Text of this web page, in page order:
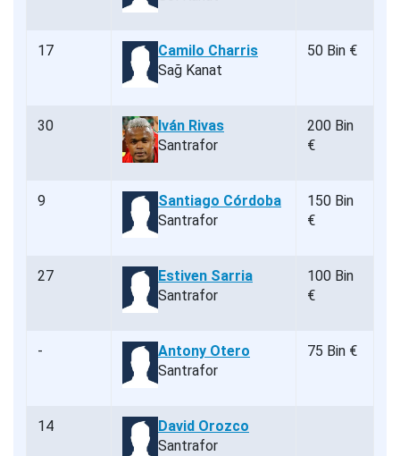
17
Camilo Charris
Sağ Kanat
50 Bin €
30
Iván Rivas
Santrafor
200 Bin
€
9
Santiago Córdoba
Santrafor
150 Bin
€
27
Estiven Sarria
Santrafor
100 Bin
€
-
Antony Otero
Santrafor
75 Bin €
14
David Orozco
Santrafor